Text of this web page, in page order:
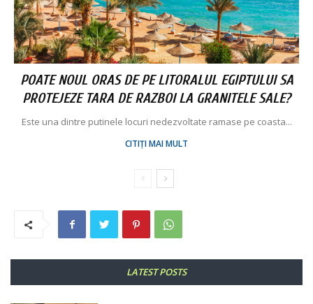
POATE NOUL ORAS DE PE LITORALUL EGIPTULUI SA
PROTEJEZE TARA DE RAZBOI LA GRANITELE SALE?
Este una dintre putinele locuri nedezvoltate ramase pe coasta...
CITIȚI MAI MULT
LATEST POSTS